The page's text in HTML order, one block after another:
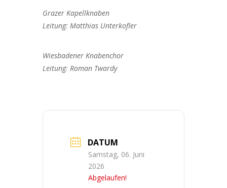
Grazer Kapellknaben
Leitung: Matthias Unterkofler
Wiesbadener Knabenchor
Leitung: Roman Twardy
DATUM
Samstag, 06. Juni
2026
Abgelaufen!